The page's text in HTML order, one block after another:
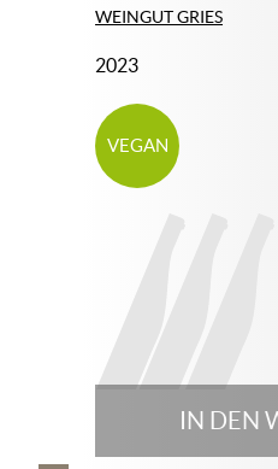
WEINGUT GRIES
2023
VEGAN
IN DEN